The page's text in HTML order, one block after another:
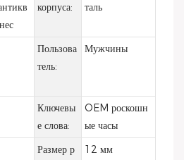
корпуса:
таль
Пользова
тель:
Мужчины
Ключевы
е слова:
OEM роскошн
ые часы
Размер р
12 мм